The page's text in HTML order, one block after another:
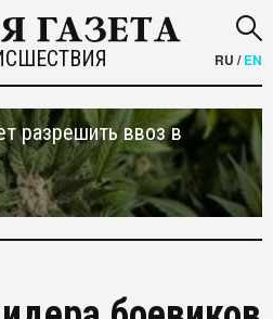
RU /EN
разрешить ввоз в